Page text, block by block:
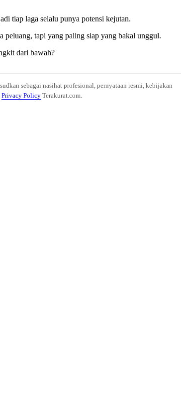
tiap laga selalu punya potensi kejutan.
peluang, tapi yang paling siap yang bakal unggul.
dari bawah?
sebagai nasihat profesional, pernyataan resmi, kebijakan
Privacy Policy Terakurat.com.